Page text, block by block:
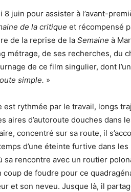
8 juin pour assister à l’avant-
de la critique et récompensé
de la reprise de la Semaine à
métrage, de ses recherches, du
de ce film singulier, dont
simple. »
rythmée par le travail, longs
aires d’autoroute douches dans
concentré sur sa route, il
d’une éteinte furtive dans
sa rencontre avec un routier
coup de foudre pour ce
et son neveu. Jusque là, il